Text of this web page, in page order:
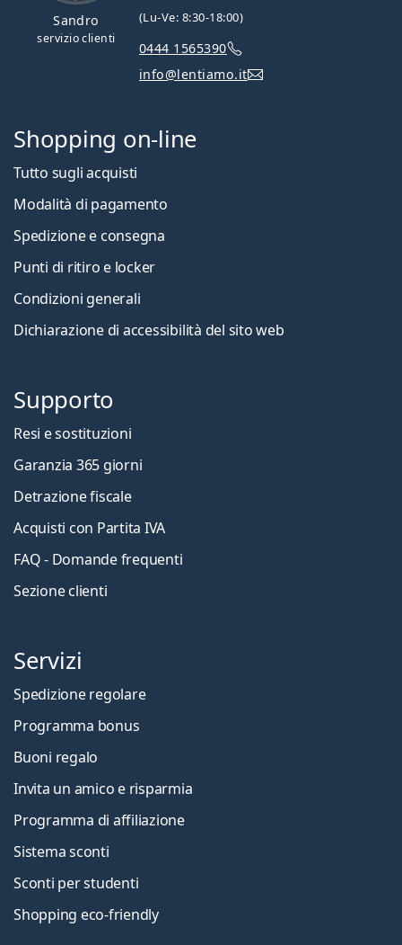
Sandro
servizio clienti
(Lu-Ve: 8:30-18:00)
0444 1565390
info@lentiamo.it
Shopping on-line
Tutto sugli acquisti
Modalità di pagamento
Spedizione e consegna
Punti di ritiro e locker
Condizioni generali
Dichiarazione di accessibilità del sito web
Supporto
Resi e sostituzioni
Garanzia 365 giorni
Detrazione fiscale
Acquisti con Partita IVA
FAQ - Domande frequenti
Sezione clienti
Servizi
Spedizione regolare
Programma bonus
Buoni regalo
Invita un amico e risparmia
Programma di affiliazione
Sistema sconti
Sconti per studenti
Shopping eco-friendly